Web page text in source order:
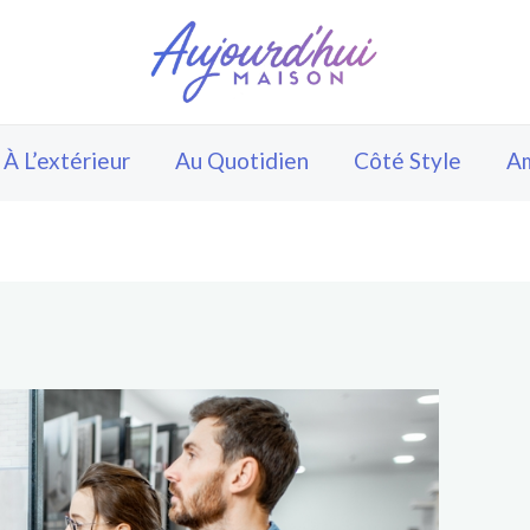
À L’extérieur Au Quotidien Côté Style